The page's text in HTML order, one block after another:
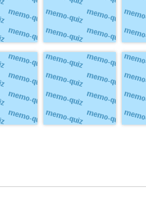
παῖς, παῖδος, ὁ
ἡ dreng